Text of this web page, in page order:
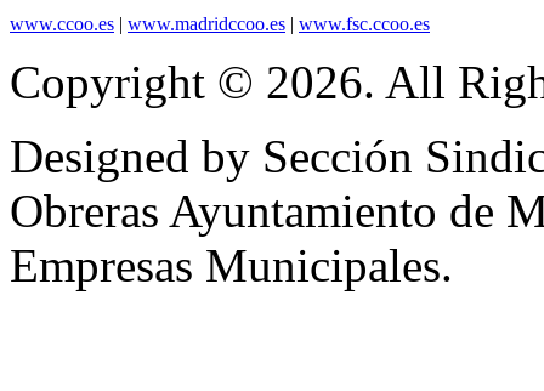
www.ccoo.es | www.madridccoo.es | www.fsc.ccoo.es
Copyright © 2026. All
Designed by Sección
Obreras Ayuntamiento de
Empresas Municipales.